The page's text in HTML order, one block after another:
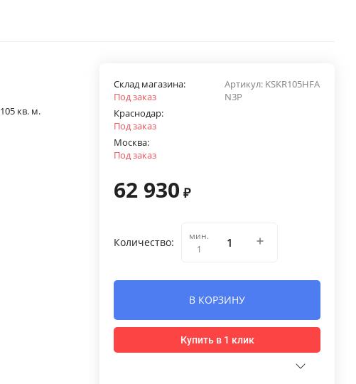
105 кв. м.
Артикул: KSKR105HFA
N3P
Склад магазина:
Под заказ
Краснодар:
Под заказ
Москва:
Под заказ
62 930 ₽
Количество:
мин.
1
В КОРЗИНУ
Купить в 1 клик